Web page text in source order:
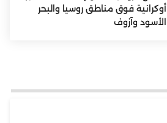
أوكرانية فوق مناطق روسيا والبحر
الأسود وآزوف